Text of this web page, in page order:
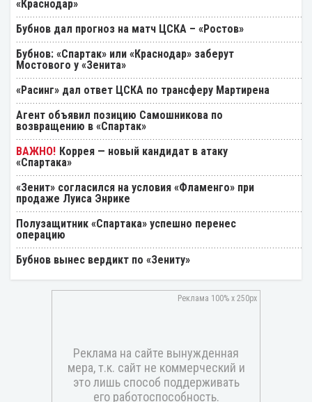
«Краснодар»
Бубнов дал прогноз на матч ЦСКА – «Ростов»
Бубнов: «Спартак» или «Краснодар» заберут
Мостового у «Зенита»
«Расинг» дал ответ ЦСКА по трансферу Мартирена
Агент объявил позицию Самошникова по
возвращению в «Спартак»
Коррея — новый кандидат в атаку
«Спартака»
«Зенит» согласился на условия «Фламенго» при
продаже Луиса Энрике
Полузащитник «Спартака» успешно перенес
операцию
Бубнов вынес вердикт по «Зениту»